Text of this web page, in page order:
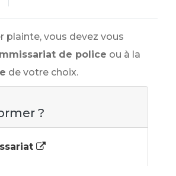
plainte, vous devez vous
de police ou à la
de votre choix.
?